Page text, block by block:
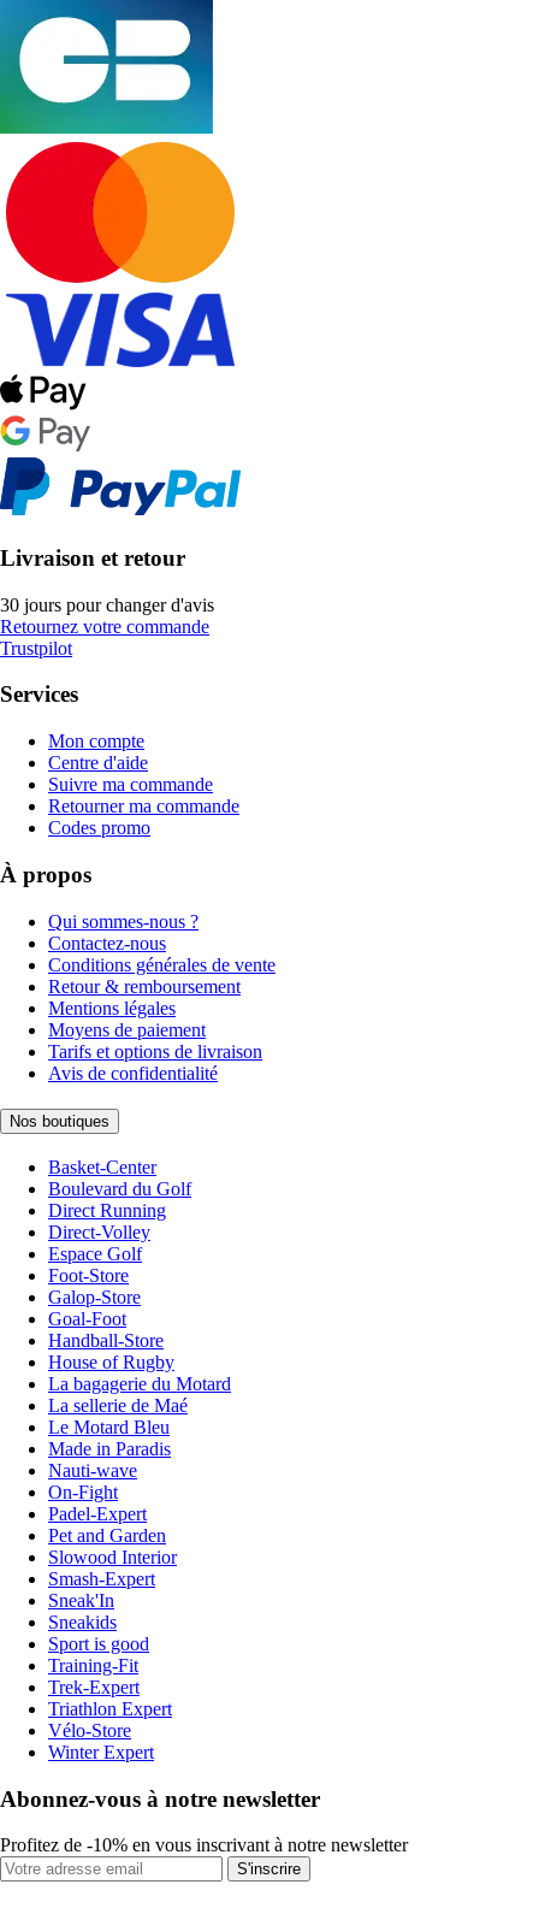
Livraison et retour
30 jours pour changer d'avis
Retournez votre commande
Trustpilot
Services
Mon compte
Centre d'aide
Suivre ma commande
Retourner ma commande
Codes promo
À propos
Qui sommes-nous ?
Contactez-nous
Conditions générales de vente
Retour & remboursement
Mentions légales
Moyens de paiement
Tarifs et options de livraison
Avis de confidentialité
Nos boutiques
Basket-Center
Boulevard du Golf
Direct Running
Direct-Volley
Espace Golf
Foot-Store
Galop-Store
Goal-Foot
Handball-Store
House of Rugby
La bagagerie du Motard
La sellerie de Maé
Le Motard Bleu
Made in Paradis
Nauti-wave
On-Fight
Padel-Expert
Pet and Garden
Slowood Interior
Smash-Expert
Sneak'In
Sneakids
Sport is good
Training-Fit
Trek-Expert
Triathlon Expert
Vélo-Store
Winter Expert
Abonnez-vous à notre newsletter
Profitez de -10% en vous inscrivant à notre newsletter
S'inscrire